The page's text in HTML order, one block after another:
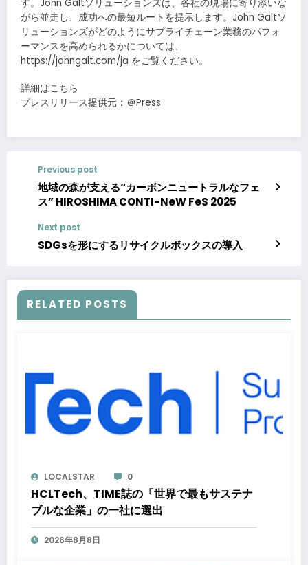
す。John Galtソリューションズは、各社の現場に寄り添いな
がら並走し、成功への最短ルートを提示します。John Galtソ
リューションズがどのようにサプライチェーン業務のパフォ
ーマンスを高められるかについては、
https://johngalt.com/ja をご覧ください。
詳細はこちら
プレスリリース提供元：＠Press
Previous post
地域の森が支える“カーボンニュートラルなフェ
ス” HIROSHIMA CONTI-NeW FeS 2025
Next post
SDGsを形にするリサイクルボックスの導入
RELATED POSTS
LOCALSTAR 0
HCLTech、TIME誌の「世界で最もサステナ
ブルな企業」の一社に選出
2026年8月8日